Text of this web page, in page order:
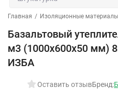
Главная / Изоляционные материалы
Базальтовый
м3 (1000х600х50 мм)
ИЗБА
Оставить отзывБренд: